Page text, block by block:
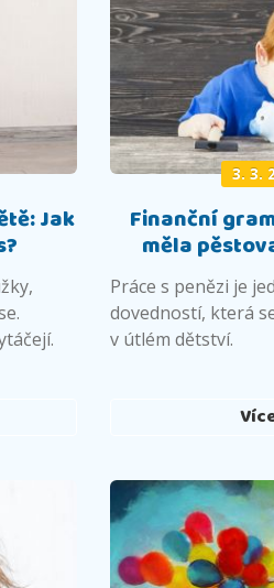
Jak
3. 3.
Finanční
měla
Práce s penězi je
dovedností, která
v útlém dětství.